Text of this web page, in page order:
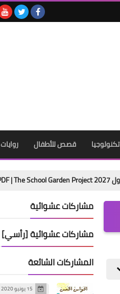
تكنولوجيا قصص للأطفال روايات
مشاركات عشوائية
مشاركات عشوائية [رأسي]
المشاركات الشائعة
15 يونيو 2020